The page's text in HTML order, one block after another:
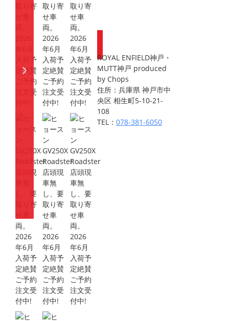
もらえます
ROYAL ENFIELD神戸・
MUTT神戸 produced
by Chops
住所：兵庫県 神戸市中
央区 相生町5-10-21-
108
TEL： 078-381-6050